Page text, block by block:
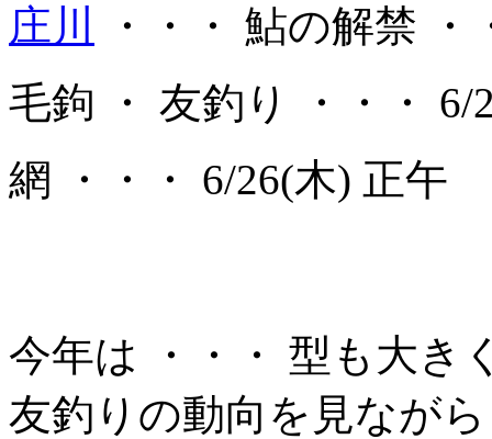
庄川
・・・ 鮎の解禁 ・
毛鉤 ・ 友釣り ・・・ 6/
網 ・・・ 6/26(木) 正午
今年は ・・・ 型も大き
友釣りの動向を見なが